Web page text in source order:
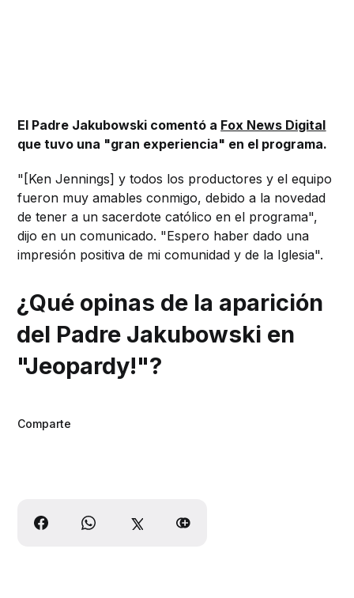
El Padre Jakubowski comentó a Fox News Digital
que tuvo una "gran experiencia" en el programa.
"[Ken Jennings] y todos los productores y el equipo
fueron muy amables conmigo, debido a la novedad
de tener a un sacerdote católico en el programa",
dijo en un comunicado. "Espero haber dado una
impresión positiva de mi comunidad y de la Iglesia".
¿Qué opinas de la aparición
del Padre Jakubowski en
"Jeopardy!"?
Comparte